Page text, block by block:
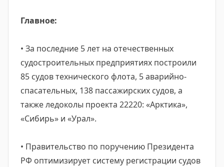
Главное:
• За последние 5 лет на отечественных
судостроительных предприятиях построили
85 судов технического флота, 5 аварийно-
спасательных, 138 пассажирских судов, а
также ледоколы проекта 22220: «Арктика»,
«Сибирь» и «Урал».
• Правительство по поручению Президента
РФ оптимизирует систему регистрации судов